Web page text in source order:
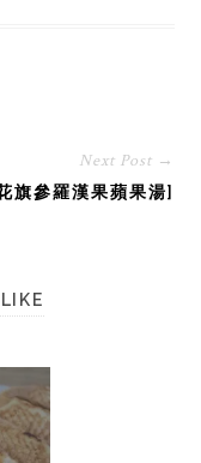
Next Post →
旗參羅漢果蘋果湯]